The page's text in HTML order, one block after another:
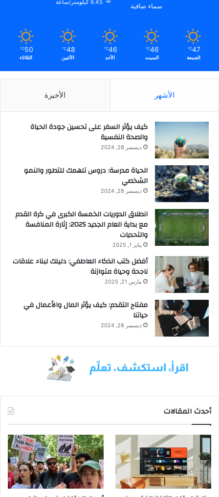
سماء صافية
6.45 كيلومتر/ساعة
47
℃
الجمعة
46
℃
السبت
46
℃
الأحد
48
℃
الأثنين
50
℃
الثلاثاء
الأشهر الأخيرة
كيف يؤثر السفر على تحسين جودة الحياة
والصحة النفسية
ديسمبر 28, 2024
الحياة مدرسة: دروس تلهمك للتطور والنمو
الشخصي
ديسمبر 28, 2024
انطلاق الدوريات الخمسة الكبرى في كرة القدم
مع بداية العام الجديد 2025: إثارة المنافسة
والتحديات
يناير 1, 2025
أفضل كتب الذكاء العاطفي: دليلك لبناء علاقات
ناجحة وحياة متوازنة
مارس 21, 2025
مفتاح التقدم: كيف يؤثر المال والأعمال في
حياتنا
ديسمبر 28, 2024
أحدث المقالات